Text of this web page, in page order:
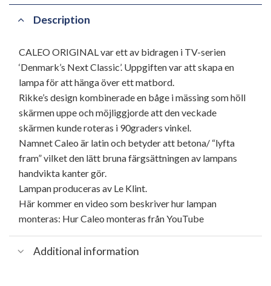
Description
CALEO ORIGINAL var ett av bidragen i TV-serien
‘Denmark’s Next Classic’. Uppgiften var att skapa en
lampa för att hänga över ett matbord.
Rikke’s design kombinerade en båge i mässing som höll
skärmen uppe och möjliggjorde att den veckade
skärmen kunde roteras i 90graders vinkel.
Namnet Caleo är latin och betyder att betona/ “lyfta
fram” vilket den lätt bruna färgsättningen av lampans
handvikta kanter gör.
Lampan produceras av Le Klint.
Här kommer en video som beskriver hur lampan
monteras: Hur Caleo monteras från YouTube
Additional information